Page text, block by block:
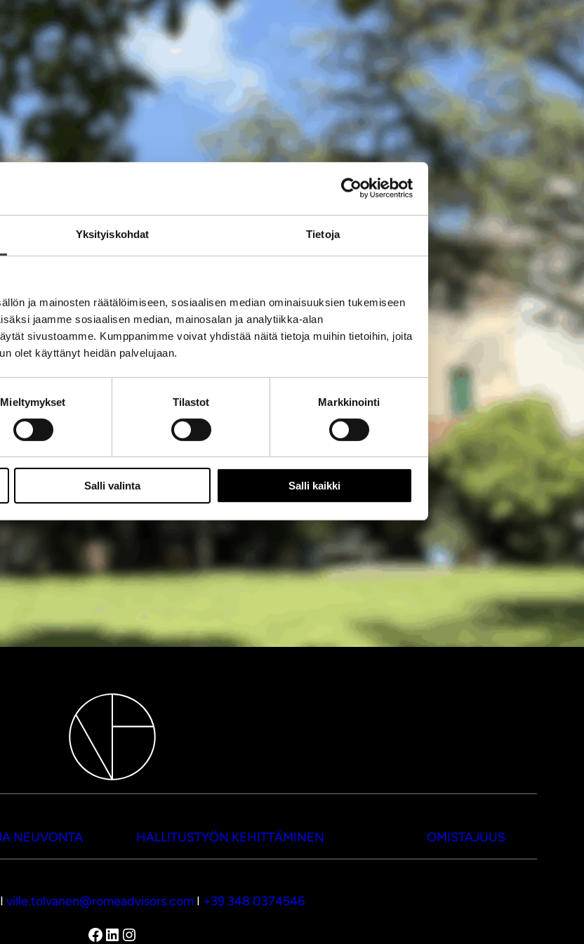
Yksityiskohdat Tietoja
ja mainosten räätälöimiseen, sosiaalisen median ominaisuuksien tukemiseen
jaamme sosiaalisen median, mainosalan ja analytiikka-alan
sivustoamme. Kumppanimme voivat yhdistää näitä tietoja muihin tietoihin, joita
olet käyttänyt heidän palvelujaan.
Mieltymykset Tilastot Markkinointi
Salli valinta Salli kaikki
NEUVONTA HALLITUSTYÖN KEHITTÄMINEN OMISTAJUUS
ville.tolvanen@romeadvisors.comI +39 348 0374546
Facebook
LinkedIn
Instagram